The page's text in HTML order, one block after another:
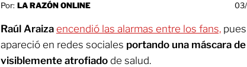
Por: LA RAZÓN ONLINE
Raúl Araiza encendió las alarmas entre los fans,
apareció en redes sociales portando una máscara
visiblemente atrofiado de salud.